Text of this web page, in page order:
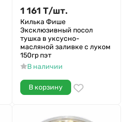
1 161 Т/шт.
Килька Фише
Эксклюзивный посол
тушка в уксусно-
масляной заливке с луком
150гр пэт
В наличии
В корзину